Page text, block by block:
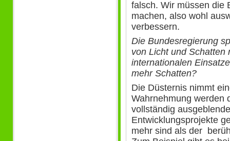
falsch. Wir müssen die
machen, also wohl
verbessern.
Die Bundesregierung
von Licht und Schatten
internationalen
mehr Schatten?
Die Düsternis nimmt
Wahrnehmung werden
vollständig
Entwicklungsprojekte
mehr sind als der